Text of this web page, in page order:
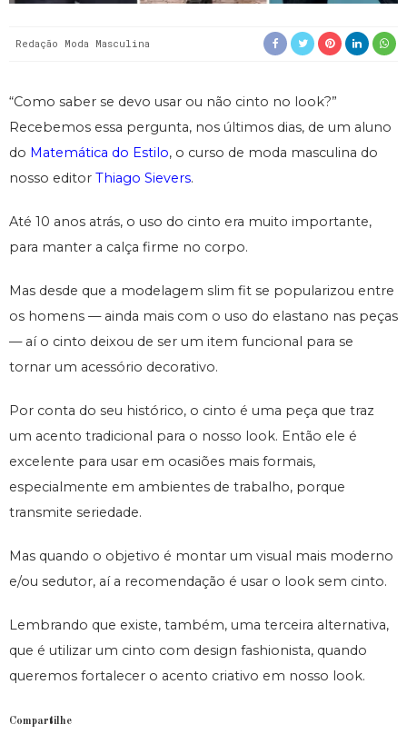
Redação Moda Masculina
“Como saber se devo usar ou não cinto no look?”
Recebemos essa pergunta, nos últimos dias, de um aluno
do Matemática do Estilo, o curso de moda masculina do
nosso editor Thiago Sievers.
Até 10 anos atrás, o uso do cinto era muito importante,
para manter a calça firme no corpo.
Mas desde que a modelagem slim fit se popularizou entre
os homens — ainda mais com o uso do elastano nas peças
— aí o cinto deixou de ser um item funcional para se
tornar um acessório decorativo.
Por conta do seu histórico, o cinto é uma peça que traz
um acento tradicional para o nosso look. Então ele é
excelente para usar em ocasiões mais formais,
especialmente em ambientes de trabalho, porque
transmite seriedade.
Mas quando o objetivo é montar um visual mais moderno
e/ou sedutor, aí a recomendação é usar o look sem cinto.
Lembrando que existe, também, uma terceira alternativa,
que é utilizar um cinto com design fashionista, quando
queremos fortalecer o acento criativo em nosso look.
Compartilhe